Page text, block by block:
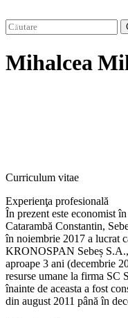
Mihalcea
Curriculum vitae
Experienţa profesională
În prezent este economist
Catarambă Constantin,
în noiembrie 2017 a lucrat
KRONOSPAN Sebeș
aproape 3 ani (decembrie
resurse umane la firma
înainte de aceasta a fost
din august 2011 până în